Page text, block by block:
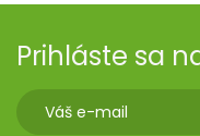
Prihláste sa